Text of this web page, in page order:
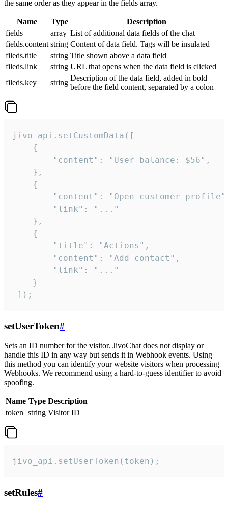
the same order as they appear in the fields array.
Name Type
Description
fields
array List of additional data fields of the chat
fields.content string Content of data field. Tags will be insulated
fileds.title
string Title shown above a data field
fileds.link
string URL that opens when the data field is clicked
fileds.key
string
Description of the data field, added in bold
before the field content, separated by a colon
jivo_api.setCustomData([
    {
        "content": "User balance: $56",
    },
    {
"content": "Open customer
        "link": "..."
    },
    {
        "title": "Actions",
        "content": "Add contact",
        "link": "..."
    }
]);
setUserToken#
Sets an ID number for the visitor. JivoChat does not display or
handle this ID in any way but sends it in Webhook events. Using
this method you can identify your website visitors when processing
Webhooks. We recommend using a hard-to-guess identifier to avoid
spoofing.
Name Type Description
token string Visitor ID
jivo_api.setUserToken(token);
setRules#